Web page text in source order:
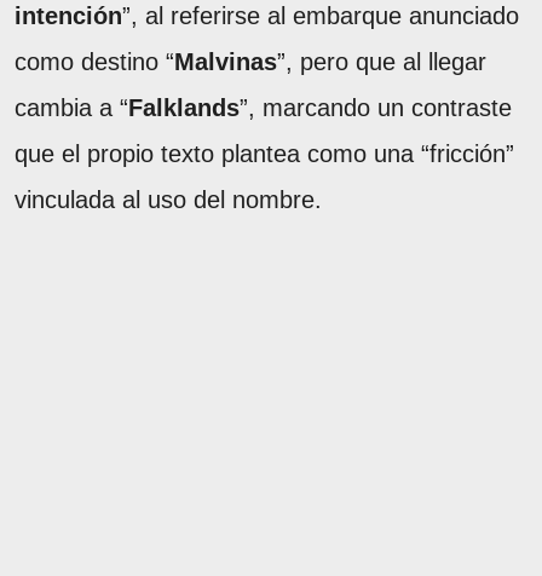
intención”, al referirse al embarque anunciado
como destino “Malvinas”, pero que al llegar
cambia a “Falklands”, marcando un contraste
que el propio texto plantea como una “fricción”
vinculada al uso del nombre.